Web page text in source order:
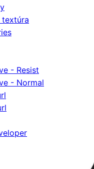
textúra
- Resist
- Normal